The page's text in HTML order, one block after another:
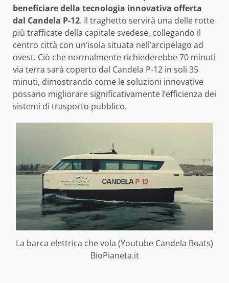
beneficiare della tecnologia innovativa offerta
dal Candela P-12. Il traghetto servirà una delle rotte
più trafficate della capitale svedese, collegando il
centro città con un’isola situata nell’arcipelago ad
ovest. Ciò che normalmente richiederebbe 70 minuti
via terra sarà coperto dal Candela P-12 in soli 35
minuti, dimostrando come le soluzioni innovative
possano migliorare significativamente l’efficienza dei
sistemi di trasporto pubblico.
La barca elettrica che vola (Youtube Candela Boats)
BioPianeta.it